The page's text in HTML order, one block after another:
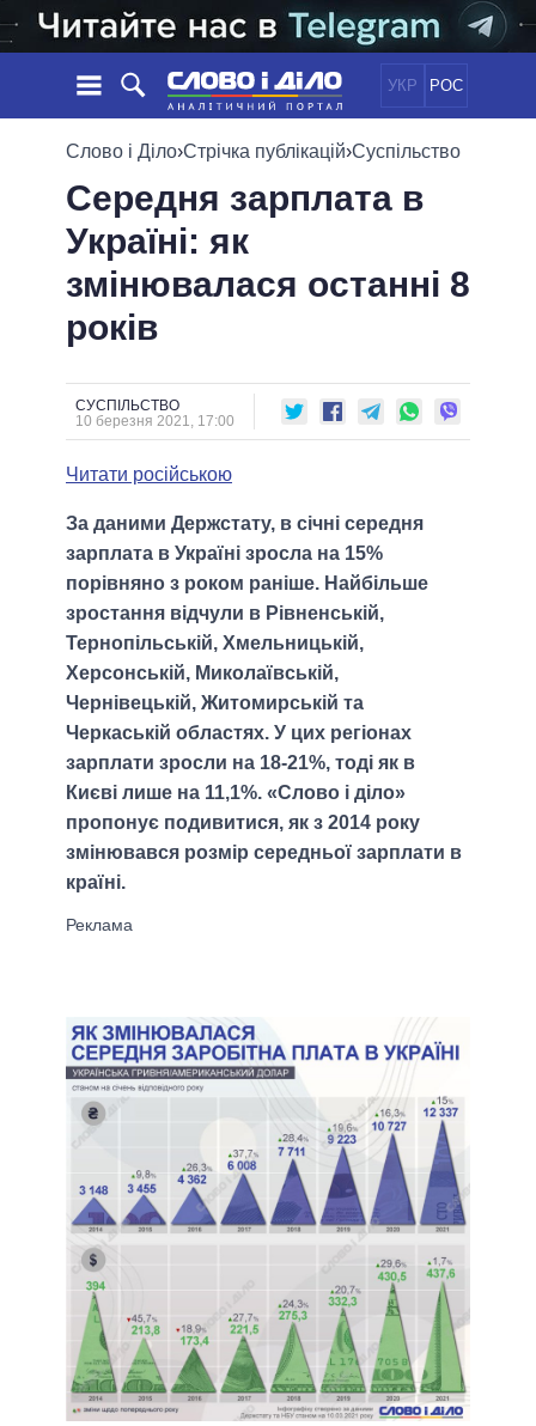
УКР РОС
НОВИНИ
СТРІЧКА
ПОДІЇ
СТАТТІ
ДУМКИ
ОГЛЯДИ
ДАЙДЖЕСТИ
ПОЛІТИКА
СУСПІЛЬСТВО
ОБIЦЯНКИ
ПОЛIТИКИ
УСІ ПОЛІТИКИ
ПРЕЗИДЕНТ І ОФІС
ВЕРХОВНА РАДА
КАБІНЕТ МІНІСТРІВ
МЕРИ МІСТ
ВСІ ПЕРСОНИ
ПІДТРИМАТИ
ПОРІВНЯННЯ ПОЛІТИКІВ
Слово і Діло›Стрічка публікацій›Суспільство
Середня зарплата в
Україні: як
змінювалася останні 8
років
СУСПІЛЬСТВО
10 березня 2021, 17:00
Читати російською
За даними Держстату, в січні середня
зарплата в Україні зросла на 15%
порівняно з роком раніше. Найбільше
зростання відчули в Рівненській,
Тернопільській, Хмельницькій,
Херсонській, Миколаївській,
Чернівецькій, Житомирській та
Черкаській областях. У цих регіонах
зарплати зросли на 18-21%, тоді як в
Києві лише на 11,1%. «Слово і діло»
пропонує подивитися, як з 2014 року
змінювався розмір середньої зарплати в
країні.